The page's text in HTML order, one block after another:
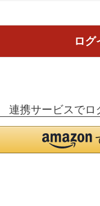
ログ
連携サービスでロ